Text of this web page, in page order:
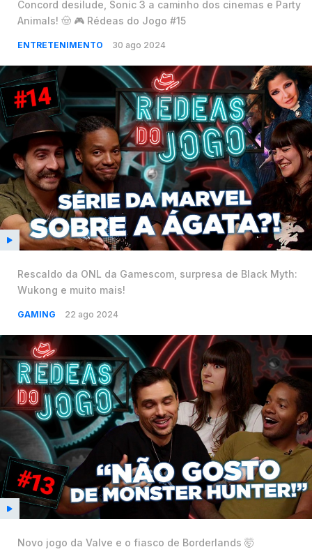
Concord desilude, Sonic 3 a caminho dos cinemas e Party
Animals! 🤠 🎮 Rédeas do Jogo #15
ENTRETENIMENTO 30 ago 2024
Rescaldo da ONL da Gamescom, surpresa de Black Myth:
Wukong e muito mais!
GAMING 22 ago 2024
Novo jogo da Valve e o fiasco de Borderlands 🤯